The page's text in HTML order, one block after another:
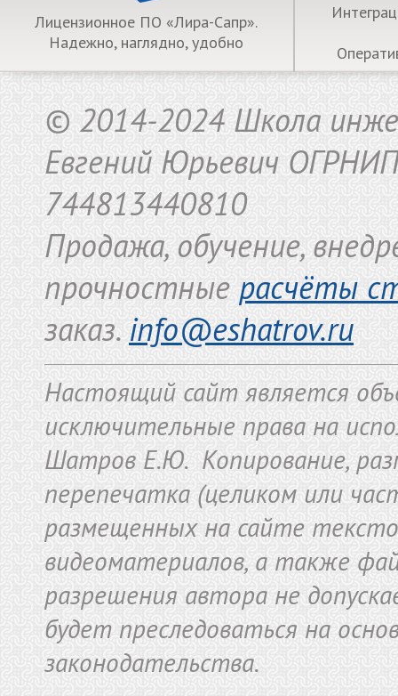
Лицензионное ПО «Лира-Сапр».
Надежно, наглядно, удобно
© 2014-2024 Школа
Евгений Юрьевич
744813440810
Продажа, обучение,
прочностные расчёты
заказ. info@eshatrov.ru
Настоящий сайт является
исключительные права на
Шатров Е.Ю. Копирование,
перепечатка (целиком или
размещенных на сайте
видеоматериалов, а также
разрешения автора не
будет преследоваться на
законодательства.